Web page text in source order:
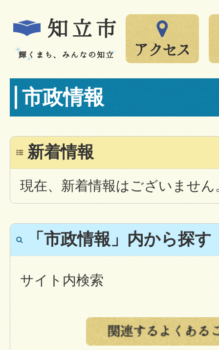
市政情報
新着情報
現在、新着情報はございません
「市政情報」内から探す
サイト内検索